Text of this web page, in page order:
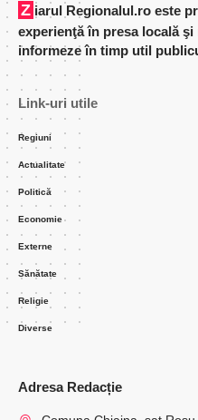
Ziarul Regionalul.ro este produsul unei echipe cu
experienţă în presa locală
informeze în timp util
Link-uri utile
Regiuni
Actualitate
Politică
Economie
Externe
Sănătate
Religie
Diverse
Adresa Redacție